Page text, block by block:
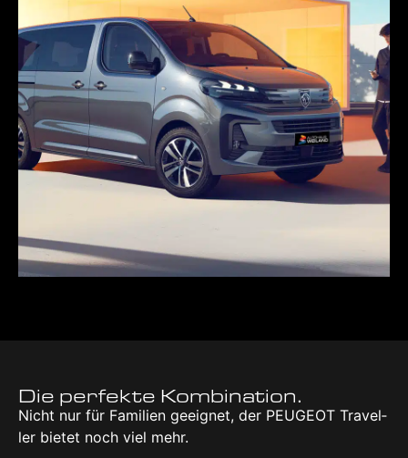
Die per­fek­te Kom­bi­na­ti­on.
Nicht nur für Fami­li­en geeig­net, der PEU­GEOT Tra­vel­
ler bie­tet noch viel mehr.